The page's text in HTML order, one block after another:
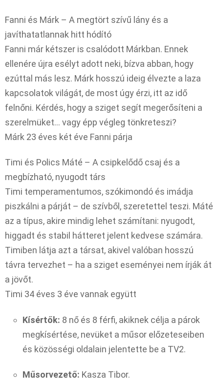
Fanni és Márk – A megtört szívű lány és a
javíthatatlannak hitt hódító
Fanni már kétszer is csalódott Márkban. Ennek
ellenére újra esélyt adott neki, bízva abban, hogy
ezúttal más lesz. Márk hosszú ideig élvezte a laza
kapcsolatok világát, de most úgy érzi, itt az idő
felnőni. Kérdés, hogy a sziget segít megerősíteni a
szerelmüket… vagy épp végleg tönkreteszi?
Márk 23 éves két éve Fanni párja
Timi és Polics Máté – A csipkelődő csaj és a
megbízható, nyugodt társ
Timi temperamentumos, szókimondó és imádja
piszkálni a párját – de szívből, szeretettel teszi. Máté
az a típus, akire mindig lehet számítani: nyugodt,
higgadt és stabil hátteret jelent kedvese számára.
Timiben látja azt a társat, akivel valóban hosszú
távra tervezhet – ha a sziget eseményei nem írják át
a jövőt.
Timi 34 éves 3 éve vannak együtt
Kísértők: 8 nő és 8 férfi, akiknek célja a párok
megkísértése, nevüket a műsor előzeteseiben
és közösségi oldalain jelentette be a TV2.
Műsorvezető: Kasza Tibor.